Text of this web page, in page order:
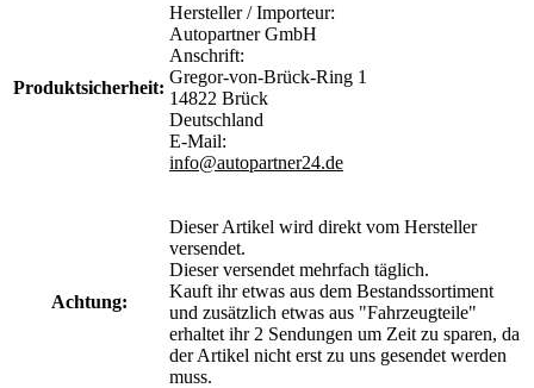
Produktsicherheit:
Hersteller / Importeur:
Autopartner GmbH
Anschrift:
Gregor-von-Brück-Ring 1
14822 Brück
Deutschland
E-Mail:
info@autopartner24.de
Achtung:
Dieser Artikel wird direkt vom Hersteller
versendet.
Dieser versendet mehrfach täglich.
Kauft ihr etwas aus dem Bestandssortiment
und zusätzlich etwas aus "Fahrzeugteile"
erhaltet ihr 2 Sendungen um Zeit zu sparen, da
der Artikel nicht erst zu uns gesendet werden
muss.